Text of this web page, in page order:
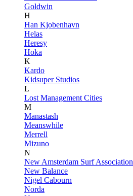
Goldwin
H
Han Kjobenhavn
Helas
Heresy
Hoka
K
Kardo
Kidsuper Studios
L
Lost Management Cities
M
Manastash
Meanswhile
Merrell
Mizuno
N
New Amsterdam Surf Association
New Balance
Nigel Cabourn
Norda